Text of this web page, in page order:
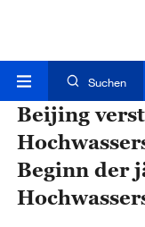
Suchen
Beijing
Beginn der